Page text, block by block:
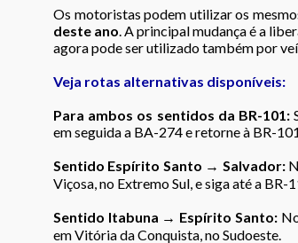
Os motoristas podem utilizar os
deste ano. A principal mudança é a
agora pode ser utilizado também por
Veja rotas alternativas disponíveis:
Para ambos os sentidos da BR-101:
em seguida a BA-274 e retorne à BR-
Sentido Espírito Santo → Salvador:
Viçosa, no Extremo Sul, e siga até a
Sentido Itabuna → Espírito Santo:
em Vitória da Conquista, no Sudoeste.